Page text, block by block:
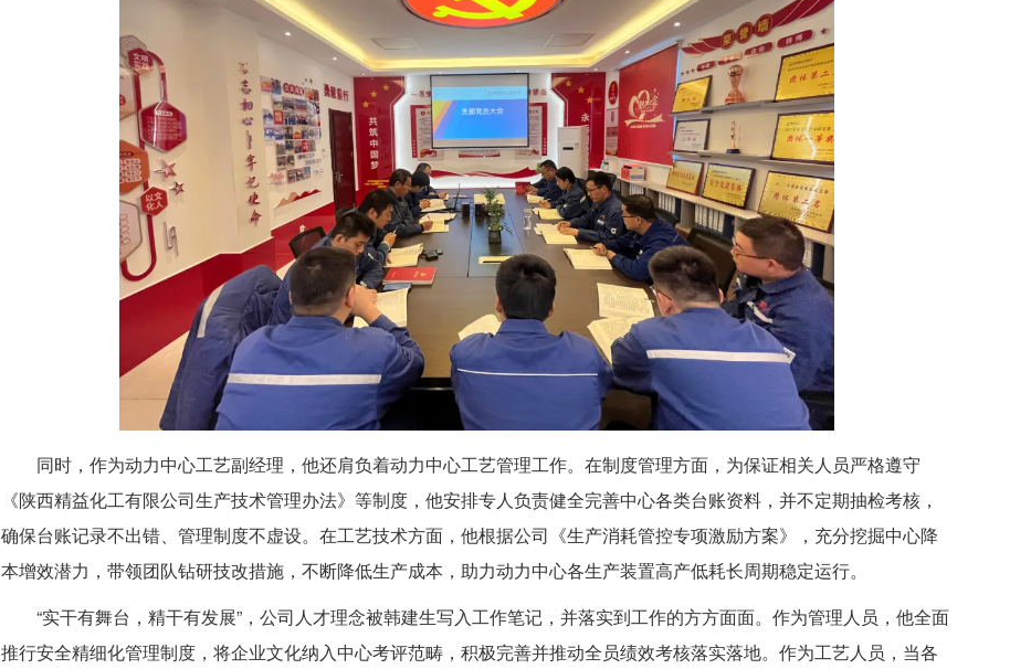
同时，作为动力中心工艺副经理，他还肩负着动力中心工艺管理工作。在制度管理方面，为保证相关人员严格遵守
《陕西精益化工有限公司生产技术管理办法》等制度，他安排专人负责健全完善中心各类台账资料，并不定期抽检考核，
确保台账记录不出错、管理制度不虚设。在工艺技术方面，他根据公司《生产消耗管控专项激励方案》，充分挖掘中心降
本增效潜力，带领团队钻研技改措施，不断降低生产成本，助力动力中心各生产装置高产低耗长周期稳定运行。
“实干有舞台，精干有发展”，公司人才理念被韩建生写入工作笔记，并落实到工作的方方面面。作为管理人员，他全面
推行安全精细化管理制度，将企业文化纳入中心考评范畴，积极完善并推动全员绩效考核落实落地。作为工艺人员，当各